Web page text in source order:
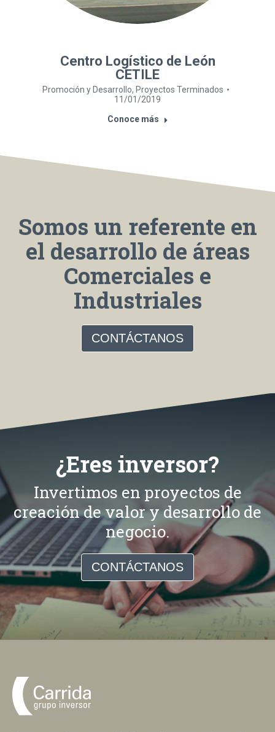
Centro Logístico de León
CETILE
Promoción y Desarrollo, Proyectos Terminados
11/01/2019
Conoce más
Somos un referente en
el desarrollo de áreas
Comerciales e
Industriales
CONTÁCTANOS
¿Eres inversor?
Invertimos en proyectos de
creación de valor y desarrollo de
negocio.
CONTÁCTANOS